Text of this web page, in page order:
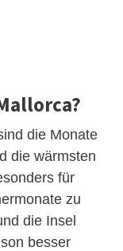
die Monate
die wärmsten
für
zu
die Insel
besser